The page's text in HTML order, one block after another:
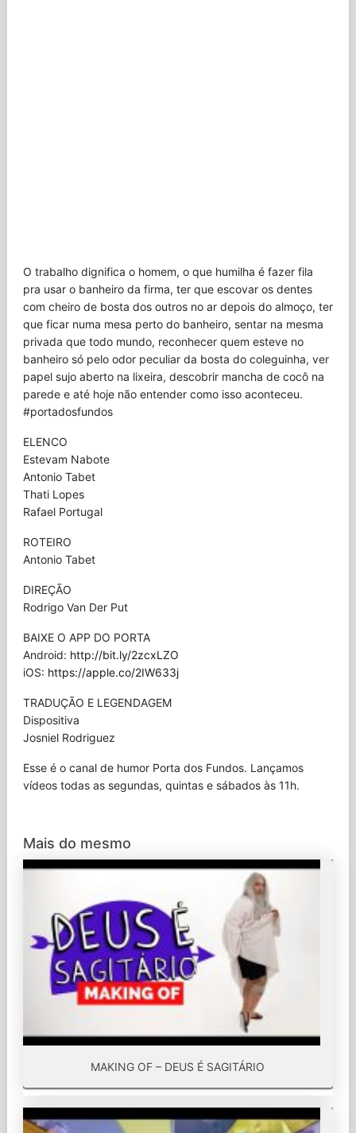
O trabalho dignifica o homem, o que humilha é fazer fila
pra usar o banheiro da firma, ter que escovar os dentes
com cheiro de bosta dos outros no ar depois do almoço, ter
que ficar numa mesa perto do banheiro, sentar na mesma
privada que todo mundo, reconhecer quem esteve no
banheiro só pelo odor peculiar da bosta do coleguinha, ver
papel sujo aberto na lixeira, descobrir mancha de cocô na
parede e até hoje não entender como isso aconteceu.
#portadosfundos
ELENCO
Estevam Nabote
Antonio Tabet
Thati Lopes
Rafael Portugal
ROTEIRO
Antonio Tabet
DIREÇÃO
Rodrigo Van Der Put
BAIXE O APP DO PORTA
Android: http://bit.ly/2zcxLZO
iOS: https://apple.co/2IW633j
TRADUÇÃO E LEGENDAGEM
Dispositiva
Josniel Rodriguez
Esse é o canal de humor Porta dos Fundos. Lançamos
vídeos todas as segundas, quintas e sábados às 11h.
Mais do mesmo
MAKING OF – DEUS É SAGITÁRIO